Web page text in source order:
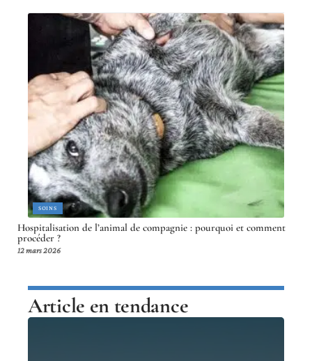
SOINS
Hospitalisation de l’animal de compagnie : pourquoi et comment
procéder ?
12 mars 2026
Article en tendance